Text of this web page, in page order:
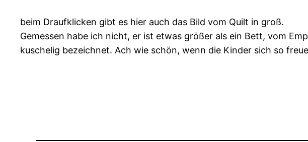
beim Draufklicken gibt es hier auch das Bild vom Quilt in groß.
Gemessen habe ich nicht, er ist etwas größer als ein Bett, vom
kuschelig bezeichnet. Ach wie schön, wenn die Kinder sich so